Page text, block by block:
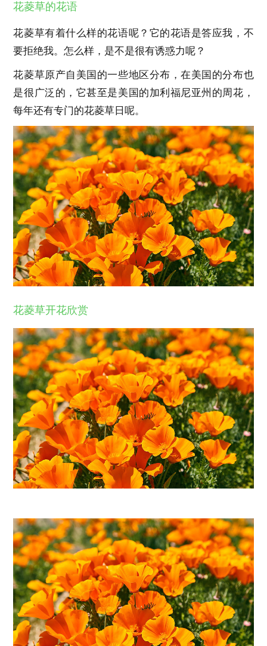
花菱草的花语
花菱草有着什么样的花语呢？它的花语是答应我，不
要拒绝我。怎么样，是不是很有诱惑力呢？
花菱草原产自美国的一些地区分布，在美国的分布也
是很广泛的，它甚至是美国的加利福尼亚州的周花，
每年还有专门的花菱草日呢。
花菱草开花欣赏